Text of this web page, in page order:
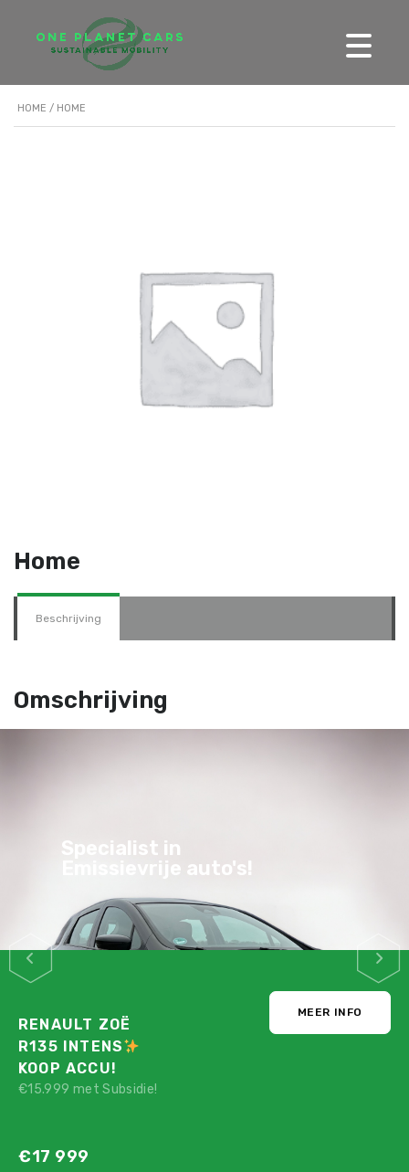
HOME / HOME
Home
Beschrijving
Omschrijving
Specialist in
Emissievrije auto's!
RENAULT ZOË
R135 INTENS
KOOP ACCU!
€15.999 met Subsidie!
€17 999
MEER INFO